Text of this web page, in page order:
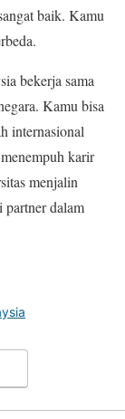
baik. Kamu
bekerja sama
Kamu bisa
internasional
karir
menjalin
partner dalam